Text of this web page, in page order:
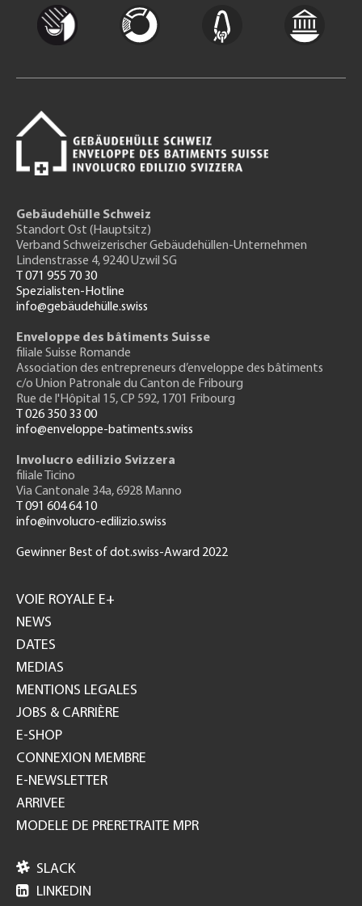
Gebäudehülle Schweiz
Standort Ost (Hauptsitz)
Verband Schweizerischer Gebäudehüllen-Unternehmen
Lindenstrasse 4, 9240 Uzwil SG
T 071 955 70 30
Spezialisten-Hotline
info@gebäudehülle.swiss
Enveloppe des bâtiments Suisse
filiale Suisse Romande
Association des entrepreneurs d’enveloppe des bâtiments
c/o Union Patronale du Canton de Fribourg
Rue de l'Hôpital 15, CP 592, 1701 Fribourg
T 026 350 33 00
info@enveloppe-batiments.swiss
Involucro edilizio Svizzera
filiale Ticino
Via Cantonale 34a, 6928 Manno
T 091 604 64 10
info@involucro-edilizio.swiss
Gewinner Best of dot.swiss-Award 2022
GH
VOIE ROYALE E+
NEWS
DATES
MEDIAS
MENTIONS LEGALES
JOBS & CARRIÈRE
E-SHOP
CONNEXION MEMBRE
E-NEWSLETTER
ARRIVEE
MODELE DE PRERETRAITE MPR
 SLACK
 LINKEDIN